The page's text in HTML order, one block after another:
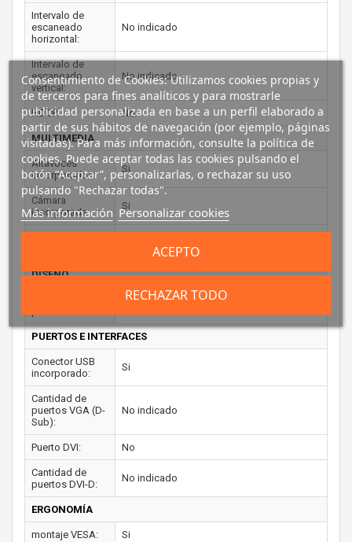
Intervalo de
escaneado
horizontal:
No indicado
Intervalo de
escaneado
vertical:
No indicado
HDCP: No
MULTIMEDIA
Altavoces
incorporados:
Si
Cámara
incorporada:
Si
DISEÑO
PUERTOS E INTERFACES
Conector USB
incorporado:
Si
Cantidad de
puertos VGA (D-
Sub):
No indicado
Puerto DVI: No
Cantidad de
puertos DVI-D:
No indicado
ERGONOMÍA
montaje VESA: Si
Consentimiento de Cookies: Utilizamos cookies propias y
de terceros para fines analíticos y para mostrarle
publicidad personalizada en base a un perfil elaborado a
partir de sus hábitos de navegación (por ejemplo, páginas
visitadas). Para más información, consulte la política de
cookies. Puede aceptar todas las cookies pulsando el
botón “Aceptar”, personalizarlas, o rechazar su uso
pulsando "Rechazar todas".
Más información Personalizar cookies
RECHAZAR TODO
ACEPTO